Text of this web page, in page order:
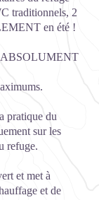
traditionnels, 2
en été !
ABSOLUMENT
pratique du
sur les
refuge.
et met à
et de